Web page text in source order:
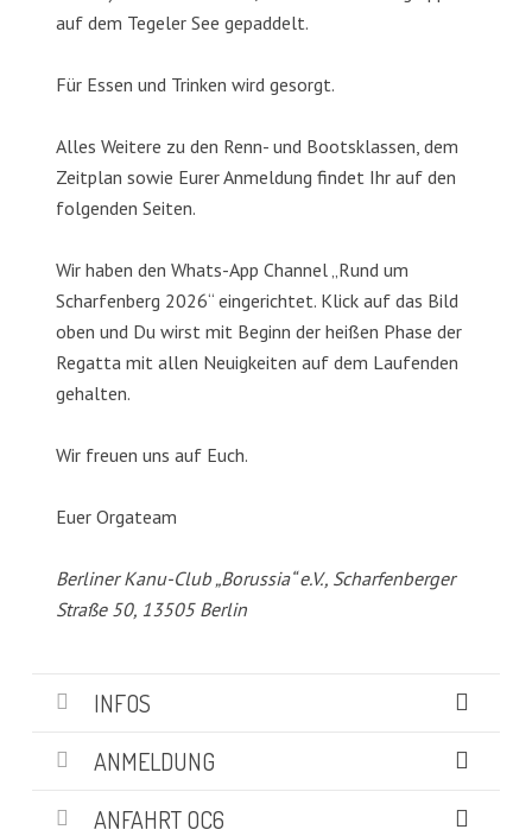
auf dem Tegeler See gepaddelt.
Für Essen und Trinken wird gesorgt.
Alles Weitere zu den Renn- und Bootsklassen, dem
Zeitplan sowie Eurer Anmeldung findet Ihr auf den
folgenden Seiten.
Wir haben den Whats-App Channel „Rund um
Scharfenberg 2026“ eingerichtet. Klick auf das Bild
oben und Du wirst mit Beginn der heißen Phase der
Regatta mit allen Neuigkeiten auf dem Laufenden
gehalten.
Wir freuen uns auf Euch.
Euer Orgateam
Berliner Kanu-Club „Borussia“ e.V., Scharfenberger
Straße 50, 13505 Berlin
INFOS
ANMELDUNG
ANFAHRT OC6